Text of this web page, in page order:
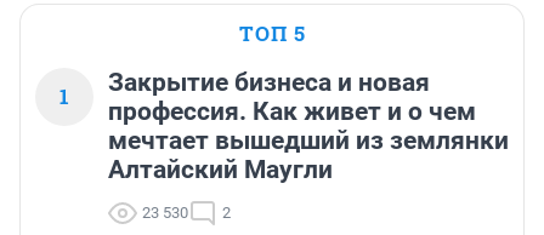
ТОП 5
1
Закрытие бизнеса и новая
профессия. Как живет и о чем
мечтает вышедший из землянки
Алтайский Маугли
23 530 2